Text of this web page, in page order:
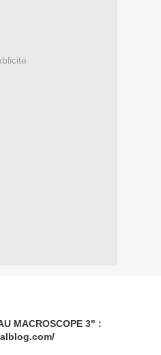
MACROSCOPE 3" :